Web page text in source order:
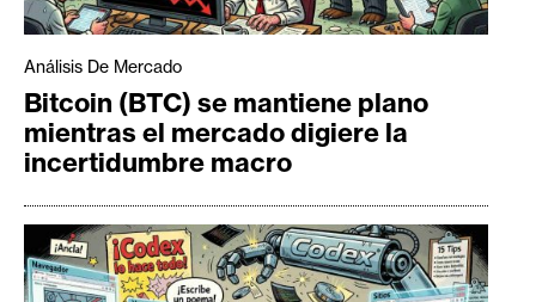
Análisis De Mercado
Bitcoin (BTC) se mantiene plano
mientras el mercado digiere la
incertidumbre macro